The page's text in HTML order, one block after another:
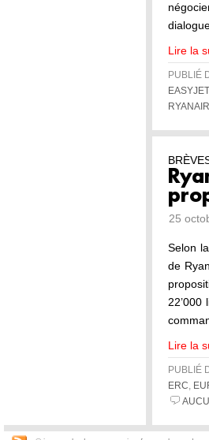
Lire la
PUBLIÉ
EASYJET
RYANAIR
25
Selon
de
Lire la
PUBLIÉ
ERC